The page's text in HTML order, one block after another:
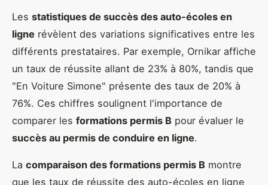
Les statistiques de succès des auto-écoles en
ligne révèlent des variations significatives entre les
différents prestataires. Par exemple, Ornikar affiche
un taux de réussite allant de 23% à 80%, tandis que
"En Voiture Simone" présente des taux de 20% à
76%. Ces chiffres soulignent l'importance de
comparer les formations permis B pour évaluer le
succès au permis de conduire en ligne.
La comparaison des formations permis B montre
que les taux de réussite des auto-écoles en ligne